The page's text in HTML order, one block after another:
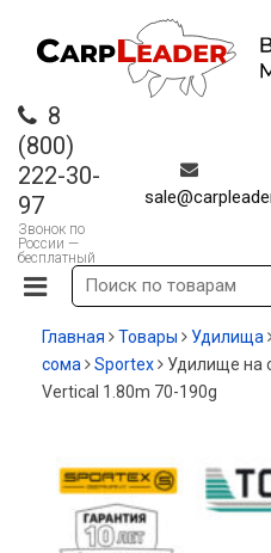
8
(800)
222-30-
97
Звонок по
России —
бесплатный
Главная Товары Удилища
сома
Sportex
Удилище на
Vertical 1.80m 70-190g